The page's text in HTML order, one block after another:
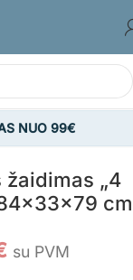
NUO 99€
žaidimas „4
cm
su PVM